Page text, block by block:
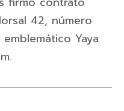
42, número
Yaya